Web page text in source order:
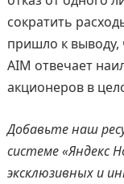
сократить
пришло к
AIM отвечает
акционеров в
Добавьте наш
системе «Яндекс
эксклюзивных и